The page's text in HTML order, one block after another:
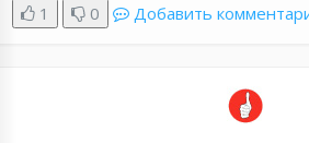
1 0 Добавить